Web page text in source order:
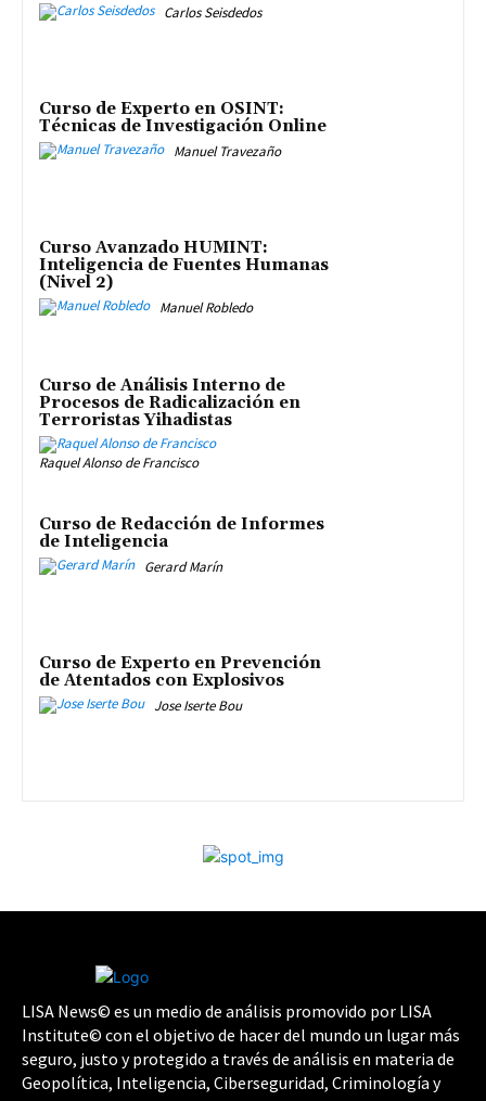
Carlos Seisdedos
Curso de Experto en OSINT:
Técnicas de Investigación Online
Manuel Travezaño
Curso Avanzado HUMINT:
Inteligencia de Fuentes Humanas
(Nivel 2)
Manuel Robledo
Curso de Análisis Interno de
Procesos de Radicalización en
Terroristas Yihadistas
Raquel Alonso de Francisco
Curso de Redacción de Informes
de Inteligencia
Gerard Marín
Curso de Experto en Prevención
de Atentados con Explosivos
Jose Iserte Bou
LISA News© es un medio de análisis promovido por LISA
Institute© con el objetivo de hacer del mundo un lugar más
seguro, justo y protegido a través de análisis en materia de
Geopolítica, Inteligencia, Ciberseguridad, Criminología y